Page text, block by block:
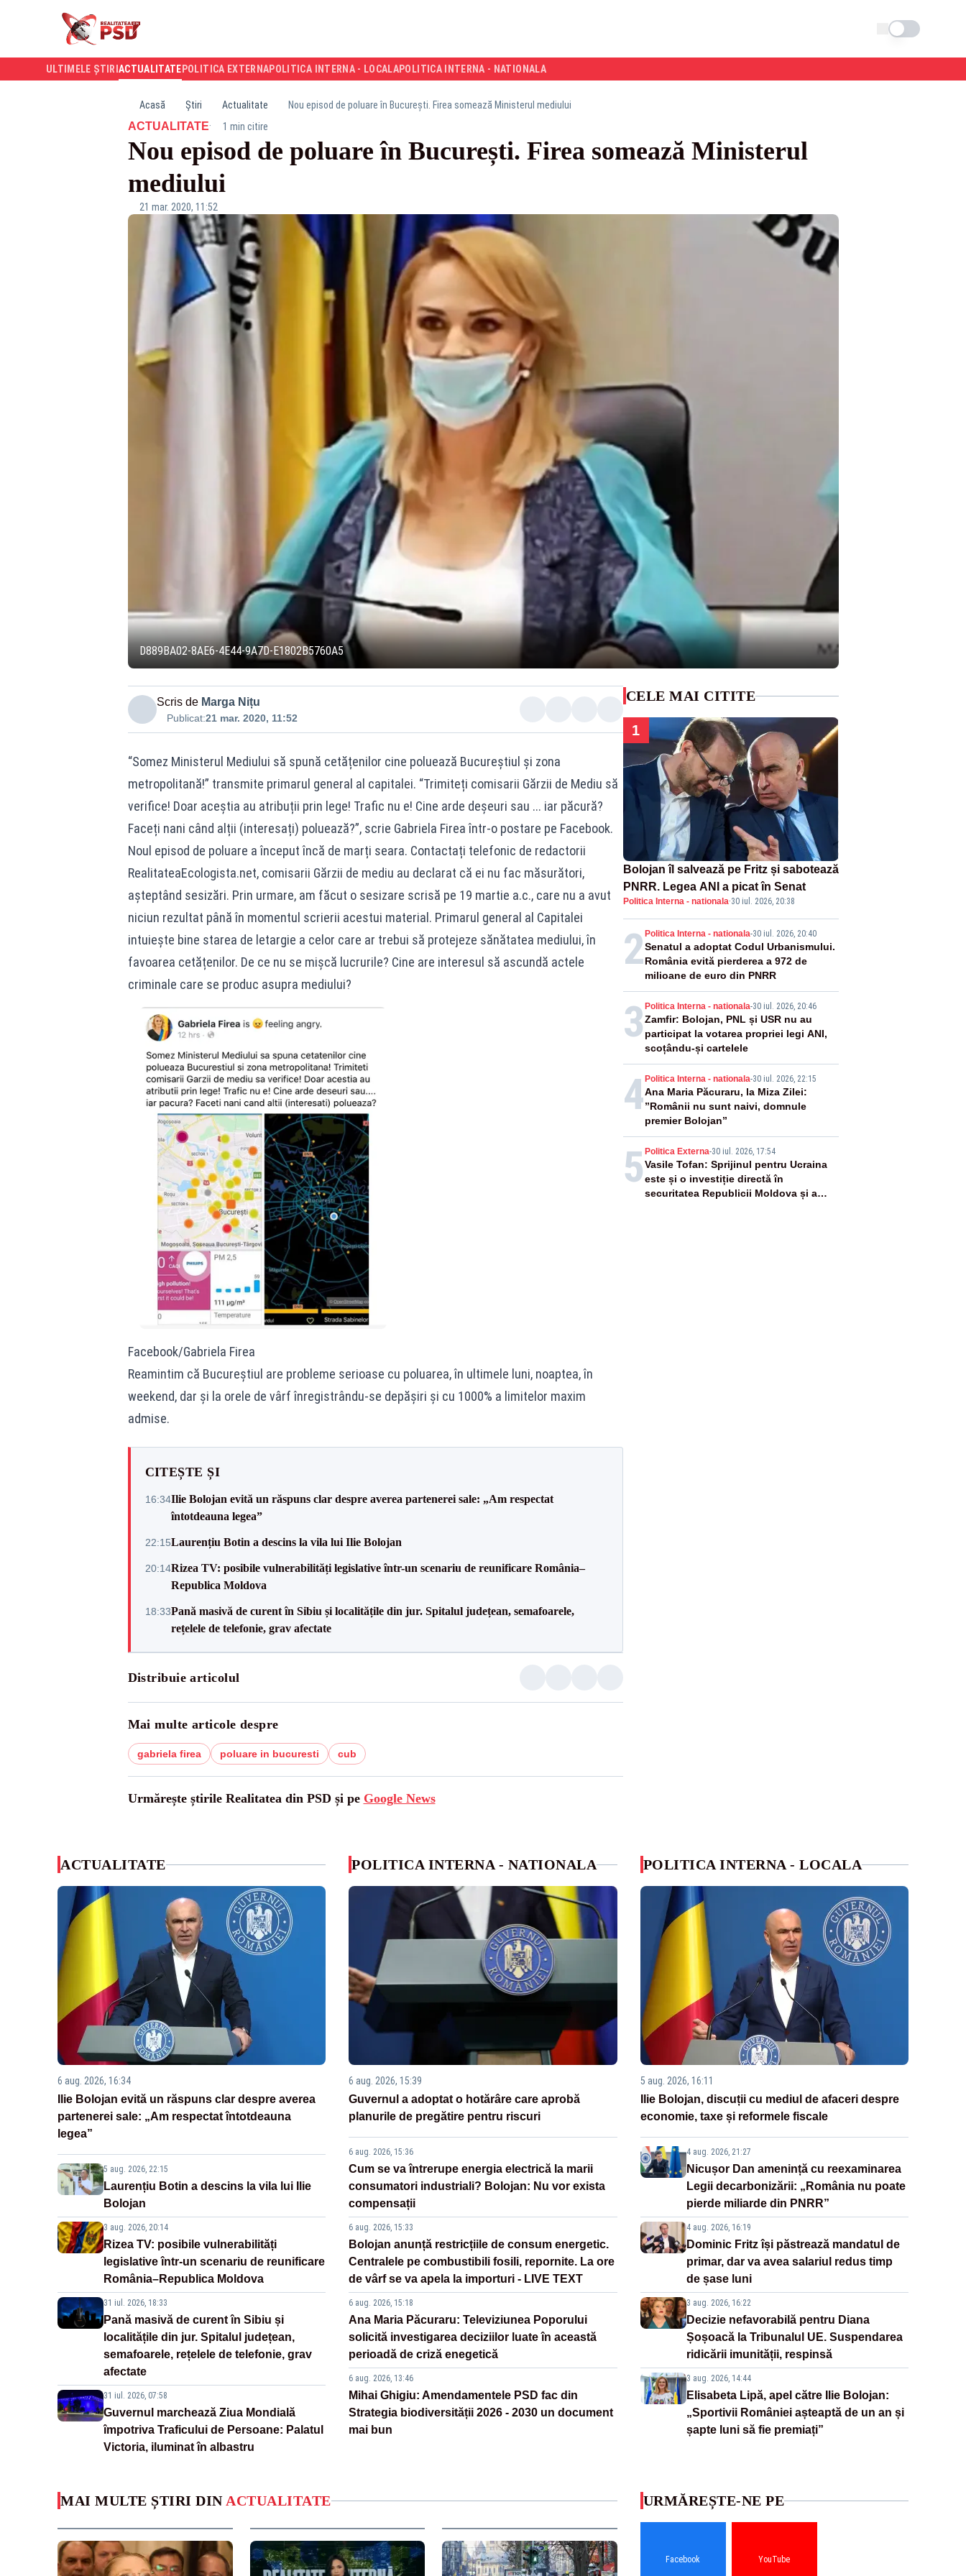
Schimba tema
ULTIMELE ȘTIRI ACTUALITATE POLITICA EXTERNAPOLITICA INTERNA - LOCALAPOLITICA INTERNA - NATIONALA
Acasă Știri Actualitate Nou episod de poluare în București. Firea somează Ministerul mediului
ACTUALITATE· 1 min citire
Nou episod de poluare în București. Firea somează Ministerul
mediului
21 mar. 2020, 11:52
D889BA02-8AE6-4E44-9A7D-E1802B5760A5
Scris de Marga Nițu
Publicat:21 mar. 2020, 11:52
“Somez Ministerul Mediului să spună cetățenilor cine poluează Bucureștiul și zona
metropolitană!” transmite primarul general al capitalei. “Trimiteți comisarii Gărzii de Mediu să
verifice! Doar aceștia au atribuții prin lege! Trafic nu e! Cine arde deșeuri sau ... iar păcură?
Faceți nani când alții (interesați) poluează?”, scrie Gabriela Firea într-o postare pe Facebook.
Noul episod de poluare a început încă de marți seara. Contactați telefonic de redactorii
RealitateaEcologista.net, comisarii Gărzii de mediu au declarat că ei nu fac măsurători,
așteptând sesizări. Prin urmare, am făcut o sesizare scrisă pe 19 martie a.c., care nu a avut
niciun rezultat până în momentul scrierii acestui material. Primarul general al Capitalei
intuiește bine starea de letargie a celor care ar trebui să protejeze sănătatea mediului, în
favoarea cetățenilor. De ce nu se mișcă lucrurile? Cine are interesul să ascundă actele
criminale care se produc asupra mediului?
Facebook/Gabriela Firea
Reamintim că Bucureștiul are probleme serioase cu poluarea, în ultimele luni, noaptea, în
weekend, dar și la orele de vârf înregistrându-se depășiri și cu 1000% a limitelor maxim
admise.
CITEȘTE ȘI
16:34Ilie Bolojan evită un răspuns clar despre averea partenerei sale: „Am respectat
întotdeauna legea”
22:15Laurențiu Botin a descins la vila lui Ilie Bolojan
20:14Rizea TV: posibile vulnerabilități legislative într-un scenariu de reunificare România–
Republica Moldova
18:33Pană masivă de curent în Sibiu și localitățile din jur. Spitalul județean, semafoarele,
rețelele de telefonie, grav afectate
Distribuie articolul
Mai multe articole despre
gabriela firea poluare in bucuresti cub
Urmărește știrile Realitatea din PSD și pe Google News
CELE MAI CITITE
1
Bolojan îl salvează pe Fritz și sabotează
PNRR. Legea ANI a picat în Senat
Politica Interna - nationala·30 iul. 2026, 20:38
2 Politica Interna - nationala-30 iul. 2026, 20:40
Senatul a adoptat Codul Urbanismului.
România evită pierderea a 972 de
milioane de euro din PNRR
3 Politica Interna - nationala-30 iul. 2026, 20:46
Zamfir: Bolojan, PNL și USR nu au
participat la votarea propriei legi ANI,
scoțându-și cartelele
4 Politica Interna - nationala-30 iul. 2026, 22:15
Ana Maria Păcuraru, la Miza Zilei:
”Românii nu sunt naivi, domnule
premier Bolojan”
5 Politica Externa-30 iul. 2026, 17:54
Vasile Tofan: Sprijinul pentru Ucraina
este și o investiție directă în
securitatea Republicii Moldova și a
ACTUALITATE
6 aug. 2026, 16:34
Ilie Bolojan evită un răspuns clar despre averea
partenerei sale: „Am respectat întotdeauna
legea”
5 aug. 2026, 22:15
Laurențiu Botin a descins la vila lui Ilie
Bolojan
3 aug. 2026, 20:14
Rizea TV: posibile vulnerabilități
legislative într-un scenariu de reunificare
România–Republica Moldova
31 iul. 2026, 18:33
Pană masivă de curent în Sibiu și
localitățile din jur. Spitalul județean,
semafoarele, rețelele de telefonie, grav
afectate
31 iul. 2026, 07:58
Guvernul marchează Ziua Mondială
împotriva Traficului de Persoane: Palatul
Victoria, iluminat în albastru
POLITICA INTERNA - NATIONALA
6 aug. 2026, 15:39
Guvernul a adoptat o hotărâre care aprobă
planurile de pregătire pentru riscuri
6 aug. 2026, 15:36
Cum se va întrerupe energia electrică la marii
consumatori industriali? Bolojan: Nu vor exista
compensații
6 aug. 2026, 15:33
Bolojan anunță restricțiile de consum energetic.
Centralele pe combustibili fosili, repornite. La ore
de vârf se va apela la importuri - LIVE TEXT
6 aug. 2026, 15:18
Ana Maria Păcuraru: Televiziunea Poporului
solicită investigarea deciziilor luate în această
perioadă de criză enegetică
6 aug. 2026, 13:46
Mihai Ghigiu: Amendamentele PSD fac din
Strategia biodiversității 2026 - 2030 un document
mai bun
POLITICA INTERNA - LOCALA
5 aug. 2026, 16:11
Ilie Bolojan, discuții cu mediul de afaceri despre
economie, taxe și reformele fiscale
4 aug. 2026, 21:27
Nicușor Dan amenință cu reexaminarea
Legii decarbonizării: „România nu poate
pierde miliarde din PNRR”
4 aug. 2026, 16:19
Dominic Fritz își păstrează mandatul de
primar, dar va avea salariul redus timp
de șase luni
3 aug. 2026, 16:22
Decizie nefavorabilă pentru Diana
Șoșoacă la Tribunalul UE. Suspendarea
ridicării imunității, respinsă
3 aug. 2026, 14:44
Elisabeta Lipă, apel către Ilie Bolojan:
„Sportivii României așteaptă de un an și
șapte luni să fie premiați”
MAI MULTE ȘTIRI DIN ACTUALITATE URMĂREȘTE-NE PE
Facebook YouTube